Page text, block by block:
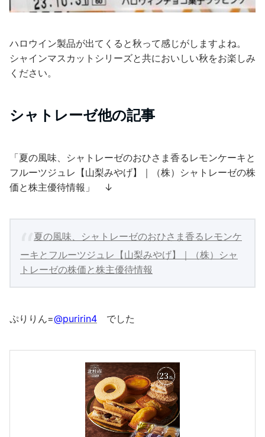
ハロウイン製品が出てくると秋って感じがしますよね。
シャインマスカットシリーズと共においしい秋をお楽しみ
ください。
シャトレーゼ他の記事
「夏の風味、シャトレーゼのおひさま香るレモンケーキと
フルーツジュレ【山梨みやげ】｜（株）シャトレーゼの株
価と株主優待情報」 ↓
夏の風味、シャトレーゼのおひさま香るレモンケ
ーキとフルーツジュレ【山梨みやげ】｜（株）シャ
トレーゼの株価と株主優待情報
ぷりりん=@puririn4 でした